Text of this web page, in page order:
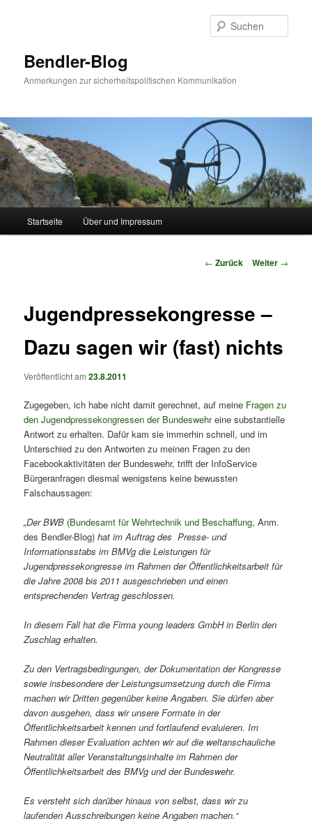
Bendler-Blog
Anmerkungen zur sicherheitspolitischen Kommunikation
Startseite Über und Impressum
Beitrags-
← Zurück Weiter →
Jugendpressekongresse –
Dazu sagen wir (fast) nichts
Veröffentlicht am23.8.2011
Zugegeben, ich habe nicht damit gerechnet, auf meine Fragen zu
den Jugendpressekongressen der Bundeswehreine substantielle
Antwort zu erhalten. Dafür kam sie immerhin schnell, und im
Unterschied zu den Antworten zu meinen Fragen zu den
Facebookaktivitäten der Bundeswehr, trifft der InfoService
Bürgeranfragen diesmal wenigstens keine bewussten
Falschaussagen:
„Der BWB (Bundesamt für Wehrtechnik und Beschaffung, Anm.
des Bendler-Blog) hat im Auftrag des Presse- und
Informationsstabs im BMVg die Leistungen für
Jugendpressekongresse im Rahmen der Öffentlichkeitsarbeit für
die Jahre 2008 bis 2011 ausgeschrieben und einen
entsprechenden Vertrag geschlossen.
In diesem Fall hat die Firma young leaders GmbH in Berlin den
Zuschlag erhalten.
Zu den Vertragsbedingungen, der Dokumentation der Kongresse
sowie insbesondere der Leistungsumsetzung durch die Firma
machen wir Dritten gegenüber keine Angaben. Sie dürfen aber
davon ausgehen, dass wir unsere Formate in der
Öffentlichkeitsarbeit kennen und fortlaufend evaluieren. Im
Rahmen dieser Evaluation achten wir auf die weltanschauliche
Neutralität aller Veranstaltungsinhalte im Rahmen der
Öffentlichkeitsarbeit des BMVg und der Bundeswehr.
Es versteht sich darüber hinaus von selbst, dass wir zu
laufenden Ausschreibungen keine Angaben machen.“